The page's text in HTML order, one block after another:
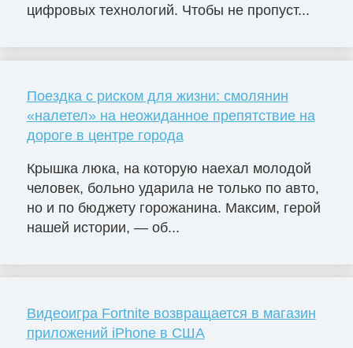
цифровых технологий. Чтобы не пропуст...
Поездка с риском для жизни: смолянин
«налетел» на неожиданное препятствие на
дороге в центре города
Крышка люка, на которую наехал молодой
человек, больно ударила не только по авто,
но и по бюджету горожанина. Максим, герой
нашей истории, — об...
Видеоигра Fortnite возвращается в магазин
приложений iPhone в США